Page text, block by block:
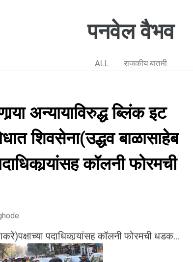
पनवेल वैभव
ALL राजकीय बातमी
अन्यायाविरुद्ध ब्लिंक इट
शिवसेना(उद्धव बाळासाहेब
कॉलनी फोरमची
पदाधिकार्‍यांसह कॉलनी फोरमची धडक...